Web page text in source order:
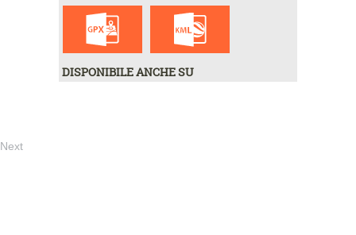
DISPONIBILE ANCHE SU
Next